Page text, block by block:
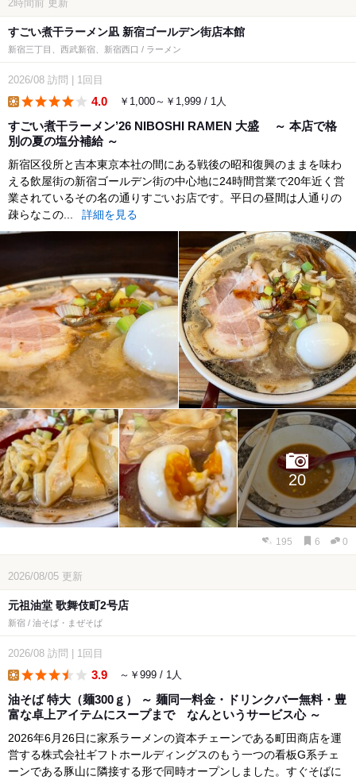
2時間前 更新
すごい煮干ラーメン凪 新宿ゴールデン街店本館
新宿三丁目、西武新宿、新宿西口 / ラーメン
2026/08 訪問 1回目
4.0 ￥1,000～￥1,999 / 1人
すごい煮干ラーメン’26 NIBOSHI RAMEN 大盛 ～ 本店で格
別の夏の塩分補給 ～
新宿区役所と吉本東京本社の間にある戦後の昭和復興のままを味わ
える飲屋街の新宿ゴールデン街の中心地に24時間営業で20年近く営
業されているその名の通りすごいお店です。平日の昼間は人通りの
疎らなこの...
詳細を見る
20
195 6 0
2026/08/05 更新
元祖油堂 歌舞伎町2号店
新宿 / 油そば・まぜそば
2026/08 訪問 1回目
3.9 ～￥999 / 1人
油そば 特大（麺300ｇ） ～ 麺同一料金・ドリンクバー無料・豊
富な卓上アイテムにスープまで なんというサービス心 ～
2026年6月26日に家系ラーメンの資本チェーンである町田商店を運
営する株式会社ギフトホールディングスのもう一つの看板G系チェ
ーンである豚山に隣接する形で同時オープンしました。すぐそばに